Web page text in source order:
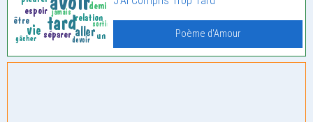
Poème d'Amour